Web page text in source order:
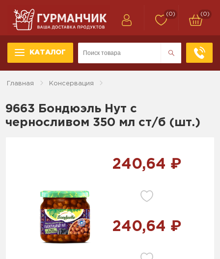
КАТАЛОГ
(0) (0)
Главная Консервация
9663 Бондюэль Нут с
черносливом 350 мл ст/б (шт.)
240,64 ₽
240,64 ₽